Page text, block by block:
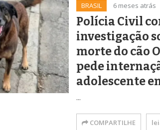
BRASIL 6 meses atrás
Polícia Civil
investigação
morte do cão
pede
adolescente
...
COMPARTILHE